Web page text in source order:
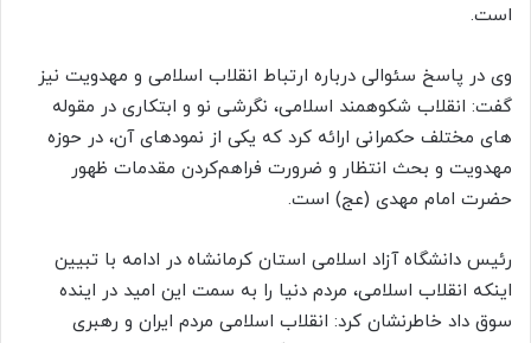
است.
وی در پاسخ سئوالی درباره ارتباط انقلاب اسلامی و مهدویت نیز
گفت: انقلاب شکوهمند اسلامی، نگرشی نو و ابتکاری در مقوله
های مختلف حکمرانی ارائه کرد که یکی از نمود‌های آن، در حوزه
مهدویت و بحث انتظار و ضرورت فراهم‌کردن مقدمات ظهور
حضرت امام مهدی (عج) است.
رئیس دانشگاه آزاد اسلامی استان کرمانشاه در ادامه با تبیین
اینکه انقلاب اسلامی، مردم دنیا را به سمت این امید در اینده
سوق داد خاطرنشان کرد: انقلاب اسلامی مردم ایران و رهبری